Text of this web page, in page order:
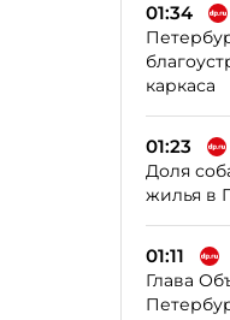
01:34
каркаса
01:23
Доля
жилья в
01:11
Глава